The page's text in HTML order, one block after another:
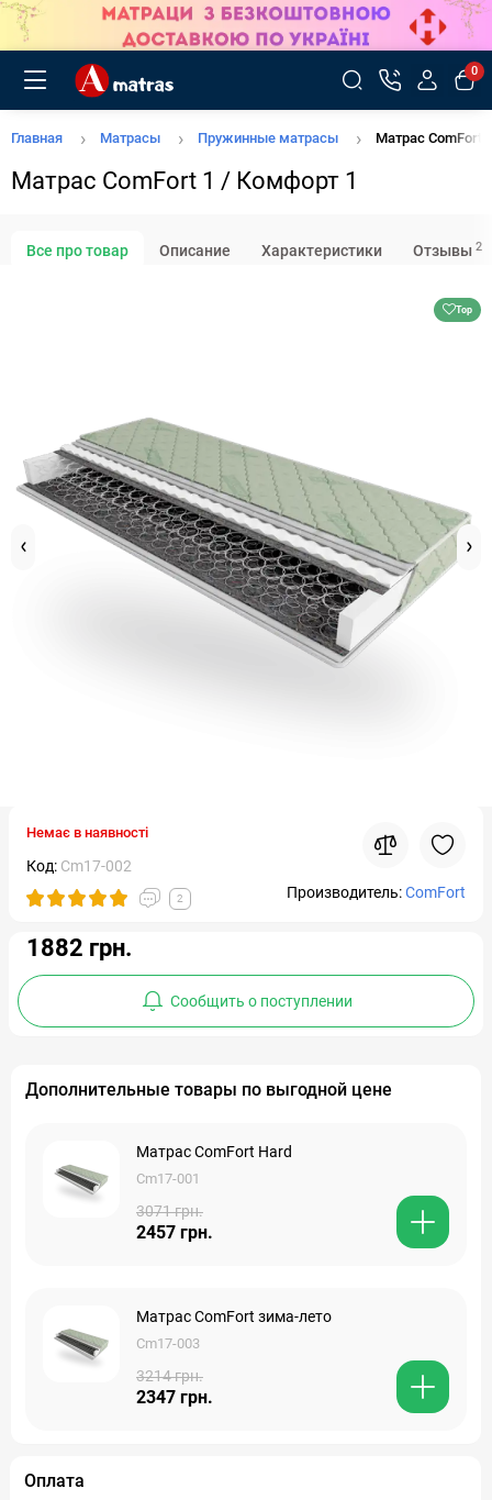
0
Главная Матрасы Пружинные матрасы Матрас ComFort 1
Матрас ComFort 1 / Комфорт 1
Все про товар Описание Характеристики Отзывы 2
Top
Немає в наявності
Код: Cm17-002
2 Производитель:ComFort
1882 грн.
Сообщить о поступлении
Дополнительные товары по выгодной цене
Матрас ComFort Hard
Cm17-001
3071 грн.
2457 грн.
Матрас ComFort зима-лето
Cm17-003
3214 грн.
2347 грн.
Оплата